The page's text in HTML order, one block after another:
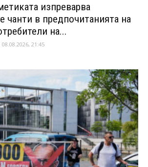
изпреварва
чанти в предпочитанията на
на...
08.08.2026, 21:45